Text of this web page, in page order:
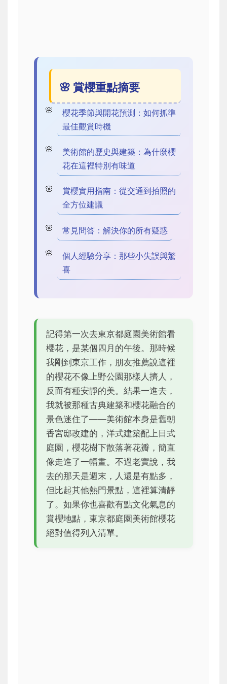
🌸 賞櫻重點摘要
櫻花季節與開花預測：如何抓準
最佳觀賞時機
美術館的歷史與建築：為什麼櫻
花在這裡特別有味道
賞櫻實用指南：從交通到拍照的
全方位建議
常見問答：解決你的所有疑惑
個人經驗分享：那些小失誤與驚
喜
記得第一次去東京都庭園美術館看
櫻花，是某個四月的午後。那時候
我剛到東京工作，朋友推薦說這裡
的櫻花不像上野公園那樣人擠人，
反而有種安靜的美。結果一進去，
我就被那種古典建築和櫻花融合的
景色迷住了——美術館本身是舊朝
香宮邸改建的，洋式建築配上日式
庭園，櫻花樹下散落著花瓣，簡直
像走進了一幅畫。不過老實說，我
去的那天是週末，人還是有點多，
但比起其他熱門景點，這裡算清靜
了。如果你也喜歡有點文化氣息的
賞櫻地點，東京都庭園美術館櫻花
絕對值得列入清單。